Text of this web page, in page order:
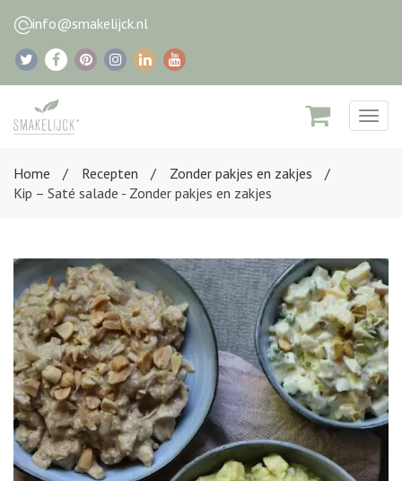
info@smakelijck.nl
Home
Recepten
Zonder pakjes en zakjes
Kip – Saté salade - Zonder pakjes en zakjes